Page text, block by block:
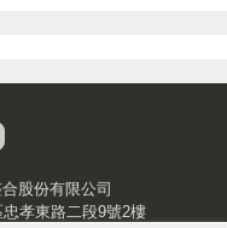
1
1樓
Map
股份有限公司
孝東路二段9號2樓